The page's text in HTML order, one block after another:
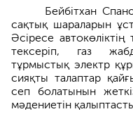
Бейбітхан
сақтық шараларын
Әсіресе
тексеріп, газ
тұрмыстық электр
сияқты талаптар
сеп болатынын
мәдениетін